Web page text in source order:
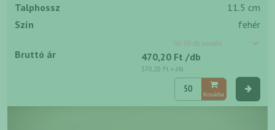
Talphossz
11.5 cm
Szín
fehér
Bruttó ár 470,20 Ft /db
370,20 Ft + áfa
Kosárba